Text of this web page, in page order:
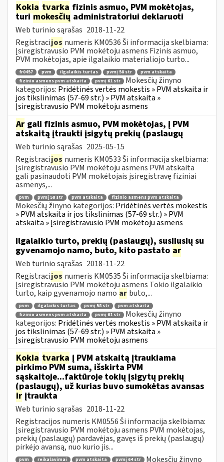
Kokia tvarka fizinis asmuo, PVM mokėtojas,
turimokesčių administratoriui deklaruoti
Web turinio sąrašas 2018-11-22
Registracijos numeris KM0536 Ši informacija skelbiama:
Įsiregistravusio PVM mokėtoju asmens Fizinis asmuo,
PVM mokėtojas, apie ilgalaikio materialiojo turto...
fr0457 pvm ilgalaikis turtas pvmį 58 str
pvm atskaita
fizinio asmens pvm atskaita
pvmį 61 str
Mokesčių žinyno
kategorijos: Pridėtinės vertės mokestis » PVM atskaita ir
jos tikslinimas (57-69 str.) » PVM atskaita »
Įsiregistravusio PVM mokėtoju asmens
Ar gali fizinis asmuo, PVM mokėtojas, į PVM
atskaitą įtraukti įsigytų prekių (paslaugų
Web turinio sąrašas 2025-05-15
Registracijos numeris KM0533 Ši informacija skelbiama:
Įsiregistravusio PVM mokėtoju asmens PVM atskaita
gali pasinaudoti PVM mokėtojais įsiregistravę fiziniai
asmenys,...
pvm pvmį 58 str pvm atskaita fizinio asmens pvm atskaita
Mokesčių žinyno kategorijos: Pridėtinės vertės mokestis
» PVM atskaita ir jos tikslinimas (57-69 str.) » PVM
atskaita » Įsiregistravusio PVM mokėtoju asmens
ilgalaikio turto, prekių (paslaugų), susijusių su
gyvenamojo namo, buto, kito pastato ar
Web turinio sąrašas 2018-11-22
Registracijos numeris KM0535 Ši informacija skelbiama:
Įsiregistravusio PVM mokėtoju asmens Tokio ilgalaikio
turto, kaip gyvenamojo namo ar buto,...
pvm ilgalaikis turtas pvmį 58 str
pvm atskaita
fizinio asmens pvm atskaita
pvmį 61 str
Mokesčių žinyno
kategorijos: Pridėtinės vertės mokestis » PVM atskaita ir
jos tikslinimas (57-69 str.) » PVM atskaita »
Įsiregistravusio PVM mokėtoju asmens
Kokia tvarka į PVM atskaitą įtraukiama
pirkimo PVM suma, išskirta PVM
sąskaitoje...faktūroje tokių įsigytų prekių
(paslaugų), už kurias buvo sumokėtas avansas
ir įtraukta
Web turinio sąrašas 2018-11-22
Registracijos numeris KM0556 Ši informacija skelbiama:
Įsiregistravusio PVM mokėtoju asmens PVM mokėtojas,
prekių (paslaugų) pardavėjas, gavęs iš prekių (paslaugų)
pirkėjo avansą, nuo kurio jis...
pvm reikalavimai pvm atskaita pvmį 64 str Mokesčių žinyno